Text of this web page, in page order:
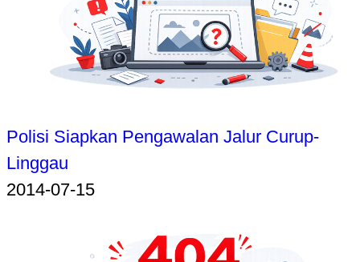
Polisi Siapkan Pengawalan Jalur Curup-
Linggau
2014-07-15